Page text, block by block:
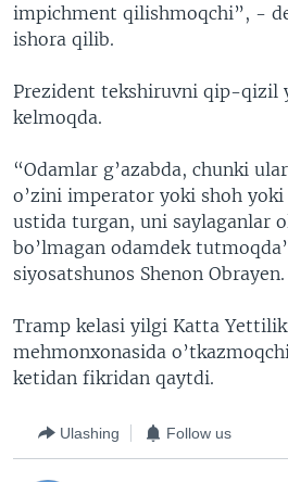
impichment qilishmoqchi”, -
ishora qilib.
Prezident tekshiruvni qip-qizil
kelmoqda.
“Odamlar g’azabda, chunki
o’zini imperator yoki shoh
ustida turgan, uni saylaganlar
bo’lmagan odamdek
siyosatshunos Shenon Obrayen.
Tramp kelasi yilgi Katta
mehmonxonasida
ketidan fikridan qaytdi.
Ulashing Follow us